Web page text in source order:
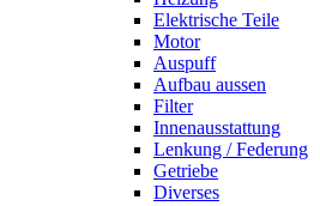
Elektrische Teile
Motor
Auspuff
Aufbau aussen
Filter
Innenausstattung
Lenkung / Federung
Getriebe
Diverses